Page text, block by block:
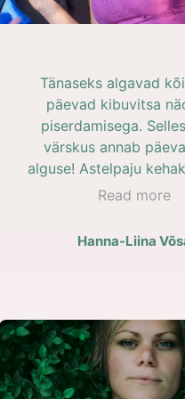
“kohtumist” sai mu
Tänaseks algavad
päevad kibuvitsa
piserdamisega.
värskus annab
alguse! Astelpaju
ideaalne niisutaja minu
boonusena kehale veel
Read more
Hanna-Liina